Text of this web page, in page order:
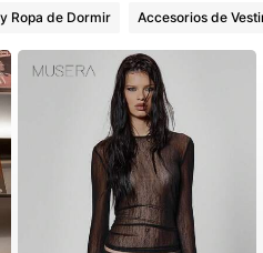
Ropa de Dormir Accesorios de